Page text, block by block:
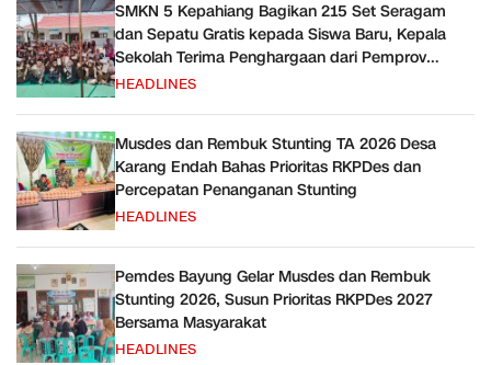
SMKN 5 Kepahiang Bagikan 215 Set Seragam
dan Sepatu Gratis kepada Siswa Baru, Kepala
Sekolah Terima Penghargaan dari Pemprov
Bengkulu
HEADLINES
Musdes dan Rembuk Stunting TA 2026 Desa
Karang Endah Bahas Prioritas RKPDes dan
Percepatan Penanganan Stunting
HEADLINES
Pemdes Bayung Gelar Musdes dan Rembuk
Stunting 2026, Susun Prioritas RKPDes 2027
Bersama Masyarakat
HEADLINES